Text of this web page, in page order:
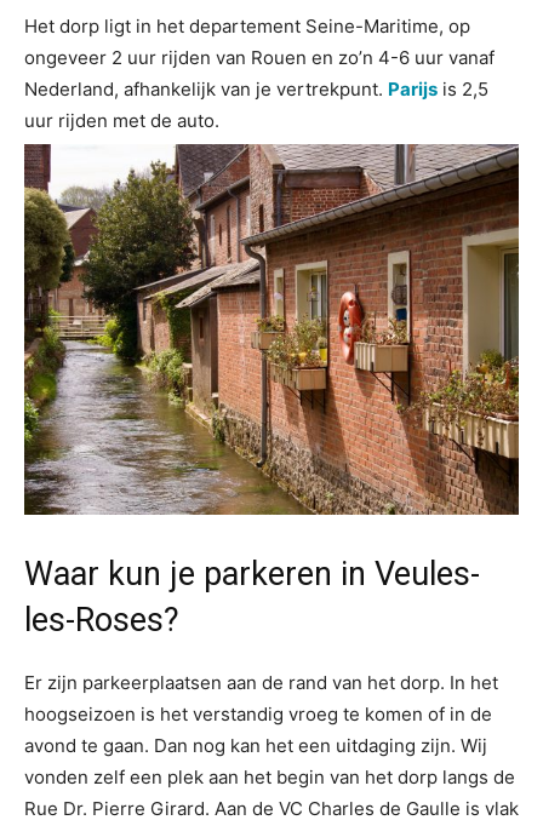
Het dorp ligt in het departement Seine-Maritime, op
ongeveer 2 uur rijden van Rouen en zo’n 4-6 uur vanaf
Nederland, afhankelijk van je vertrekpunt. Parijs is 2,5
uur rijden met de auto.
Waar kun je parkeren in Veules-
les-Roses?
Er zijn parkeerplaatsen aan de rand van het dorp. In het
hoogseizoen is het verstandig vroeg te komen of in de
avond te gaan. Dan nog kan het een uitdaging zijn. Wij
vonden zelf een plek aan het begin van het dorp langs de
Rue Dr. Pierre Girard. Aan de VC Charles de Gaulle is vlak